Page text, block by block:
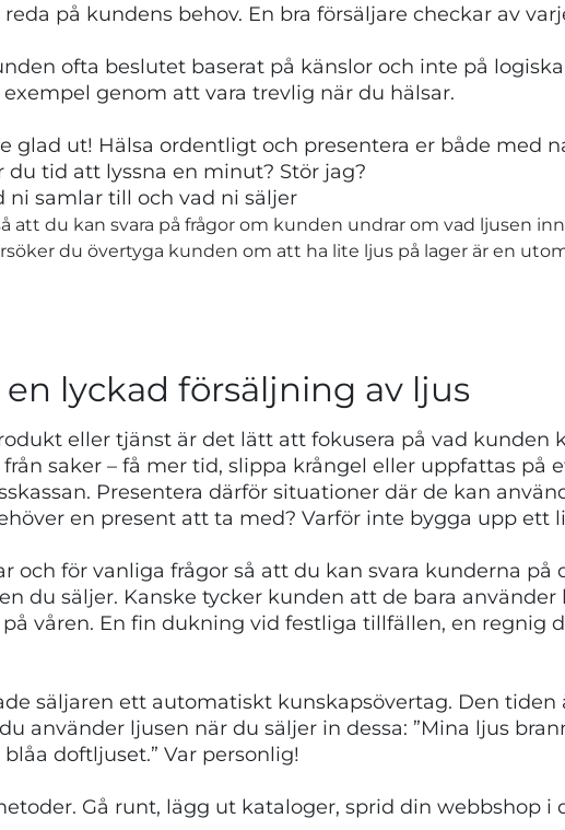
på kundens behov. En bra försäljare checkar av
ofta beslutet baserat på känslor och inte på
genom att vara trevlig när du hälsar.
glad ut! Hälsa ordentligt och presentera er både med
du tid att lyssna en minut? Stör jag?
ni samlar till och vad ni säljer
att du kan svara på frågor om kunden undrar om vad ljusen
du övertyga kunden om att ha lite ljus på lager är en
en lyckad försäljning av ljus
eller tjänst är det lätt att fokusera på vad kunden
saker – få mer tid, slippa krångel eller uppfattas på
Presentera därför situationer där de kan
en present att ta med? Varför inte bygga upp ett
och för vanliga frågor så att du kan svara kunderna
du säljer. Kanske tycker kunden att de bara
våren. En fin dukning vid festliga tillfällen, en regnig
säljaren ett automatiskt kunskapsövertag. Den tiden
använder ljusen när du säljer in dessa: ”Mina ljus
doftljuset.” Var personlig!
Gå runt, lägg ut kataloger, sprid din webbshop i